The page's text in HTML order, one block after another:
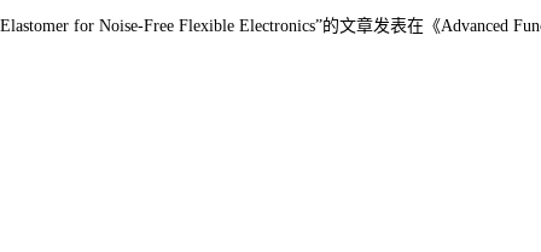
Elastomer for Noise-Free Flexible Electronics”的文章发表在《Advanced